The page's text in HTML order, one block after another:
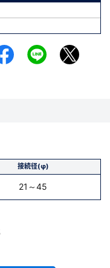
接続径(φ)
21～45